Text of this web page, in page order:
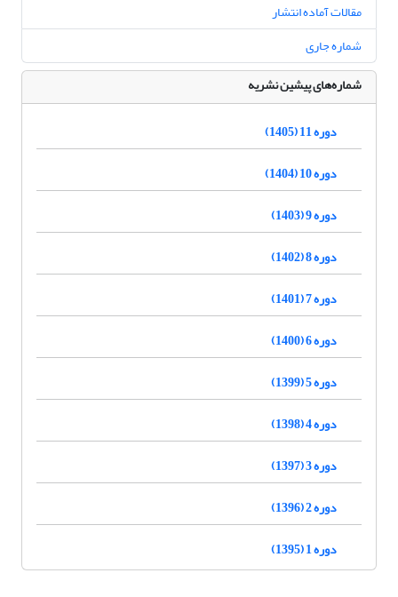
مقالات آماده انتشار
شماره جاری
شماره‌های پیشین نشریه
دوره 11 (1405)
دوره 10 (1404)
دوره 9 (1403)
دوره 8 (1402)
دوره 7 (1401)
دوره 6 (1400)
دوره 5 (1399)
دوره 4 (1398)
دوره 3 (1397)
دوره 2 (1396)
دوره 1 (1395)